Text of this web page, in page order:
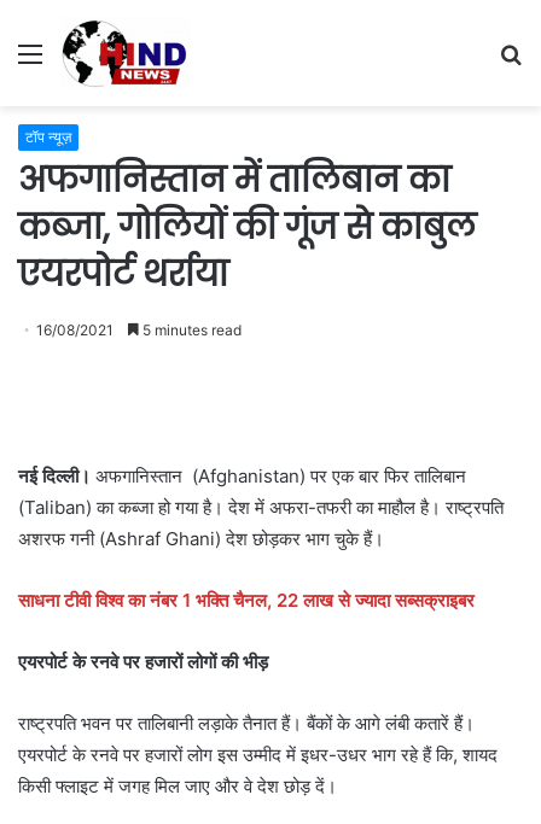
Menu
टॉप न्यूज़
अफगानिस्तान में तालिबान का
कब्जा, गोलियों की गूंज से काबुल
एयरपोर्ट थर्राया
16/08/2021 5 minutes read
नई दिल्ली। अफगानिस्तान (Afghanistan) पर एक बार फिर तालिबान
(Taliban) का कब्जा हो गया है। देश में अफरा-तफरी का माहौल है। राष्ट्रपति
अशरफ गनी (Ashraf Ghani) देश छोड़कर भाग चुके हैं।
साधना टीवी विश्व का नंबर 1 भक्ति चैनल, 22 लाख से ज्यादा सब्सक्राइबर
एयरपोर्ट के रनवे पर हजारों लोगों की भीड़
राष्ट्रपति भवन पर तालिबानी लड़ाके तैनात हैं। बैंकों के आगे लंबी कतारें हैं।
एयरपोर्ट के रनवे पर हजारों लोग इस उम्मीद में इधर-उधर भाग रहे हैं कि, शायद
किसी फ्लाइट में जगह मिल जाए और वे देश छोड़ दें।